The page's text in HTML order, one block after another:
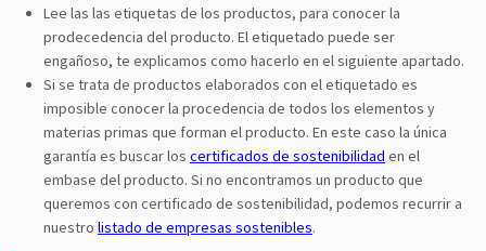
Lee las las etiquetas de los productos, para conocer la
prodecedencia del producto. El etiquetado puede ser
engañoso, te explicamos como hacerlo en el siguiente apartado.
Si se trata de productos elaborados con el etiquetado es
imposible conocer la procedencia de todos los elementos y
materias primas que forman el producto. En este caso la única
garantía es buscar los certificados de sostenibilidad en el
embase del producto. Si no encontramos un producto que
queremos con certificado de sostenibilidad, podemos recurrir a
nuestro listado de empresas sostenibles.